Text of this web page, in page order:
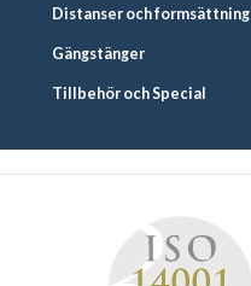
Distanser och formsättning
Gängstänger
Tillbehör och Special